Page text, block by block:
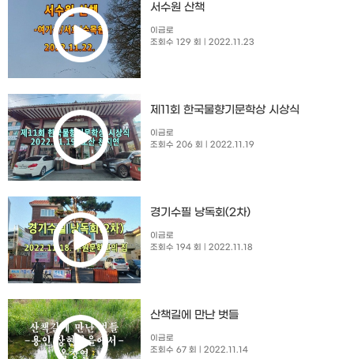
서수원 산책
이금로
조회수 129 회
| 2022.11.23
제11회 한국물향기문학상 시상식
이금로
조회수 206 회
| 2022.11.19
경기수필 낭독회(2차)
이금로
조회수 194 회
| 2022.11.18
산책길에 만난 벗들
이금로
조회수 67 회
| 2022.11.14